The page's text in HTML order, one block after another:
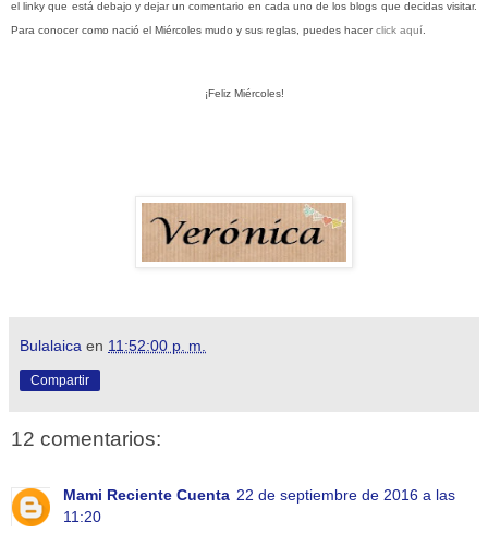
el linky que está debajo y dejar un comentario en cada uno de los blogs que decidas visitar.
Para conocer como nació el Miércoles mudo y sus reglas, puedes hacerclick aquí.
¡Feliz Miércoles!
Bulalaica en 11:52:00 p. m.
Compartir
12 comentarios:
Mami Reciente Cuenta 22 de septiembre de 2016 a las
11:20